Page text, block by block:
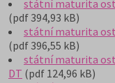
státní maturita
(pdf 394,93 kB)
státní maturita
(pdf 396,55 kB)
státní maturita
DT (pdf 124,96 kB)